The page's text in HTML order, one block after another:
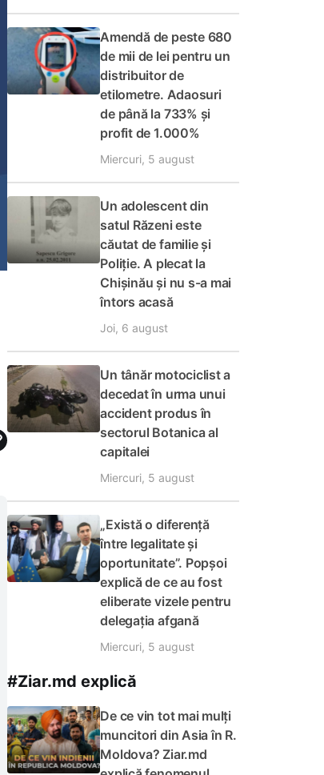
Amendă de peste 680
de mii de lei pentru un
distribuitor de
etilometre. Adaosuri
de până la 733% și
profit de 1.000%
Miercuri, 5 august
Un adolescent din
satul Răzeni este
căutat de familie și
Poliție. A plecat la
Chișinău și nu s-a mai
întors acasă
Joi, 6 august
Un tânăr motociclist a
decedat în urma unui
accident produs în
sectorul Botanica al
capitalei
Miercuri, 5 august
„Există o diferență
între legalitate și
oportunitate”. Popșoi
explică de ce au fost
eliberate vizele pentru
delegația afgană
Miercuri, 5 august
#Ziar.md explică
De ce vin tot mai mulți
muncitori din Asia în R.
Moldova? Ziar.md